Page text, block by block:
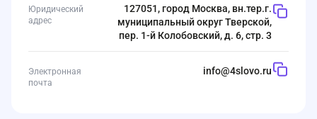
Юридический
адрес
127051, город Москва, вн.тер.г.
муниципальный округ Тверской,
пер. 1-й Колобовский, д. 6, стр. 3
Электронная
почта
info@4slovo.ru